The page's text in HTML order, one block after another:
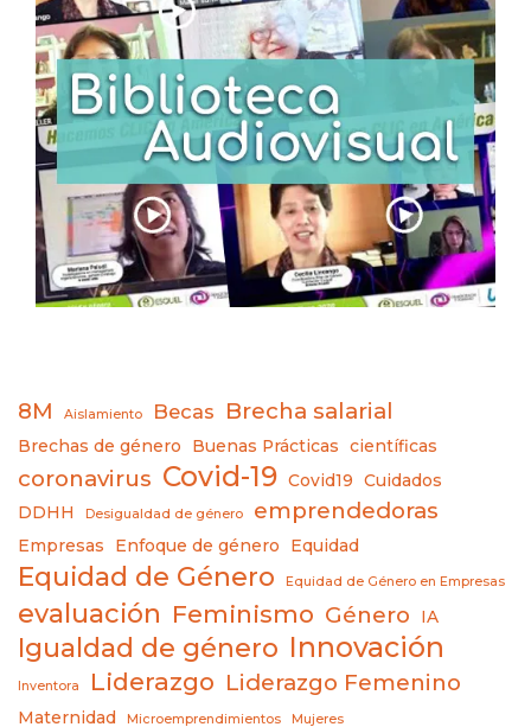
8M Aislamiento Becas Brecha salarial
Brechas de género Buenas Prácticas científicas
coronavirus Covid-19 Covid19
Cuidados
DDHH
Desigualdad de género emprendedoras
Empresas Enfoque de género Equidad
Equidad de Género Equidad de Género en Empresas
evaluación Feminismo Género IA
Igualdad de género Innovación
Inventora Liderazgo Liderazgo Femenino
Maternidad Microemprendimientos Mujeres